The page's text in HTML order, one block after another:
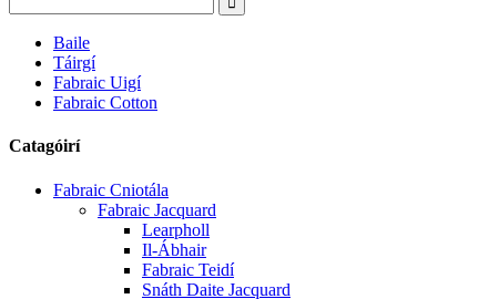
Baile
Táirgí
Fabraic Uigí
Fabraic Cotton
Catagóirí
Fabraic Cniotála
Fabraic Jacquard
Learpholl
Il-Ábhair
Fabraic Teidí
Snáth Daite Jacquard